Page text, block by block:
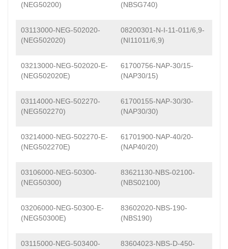
(NEG50200)
(NBSG740)
03113000-NEG-502020-
(NEG502020)
08200301-N-I-11-011/6,9-
(NI11011/6,9)
03213000-NEG-502020-E-
(NEG502020E)
61700756-NAP-30/15-
(NAP30/15)
03114000-NEG-502270-
(NEG502270)
61700155-NAP-30/30-
(NAP30/30)
03214000-NEG-502270-E-
(NEG502270E)
61701900-NAP-40/20-
(NAP40/20)
03106000-NEG-50300-
(NEG50300)
83621130-NBS-02100-
(NBS02100)
03206000-NEG-50300-E-
(NEG50300E)
83602020-NBS-190-
(NBS190)
03115000-NEG-503400-
83604023-NBS-D-450-